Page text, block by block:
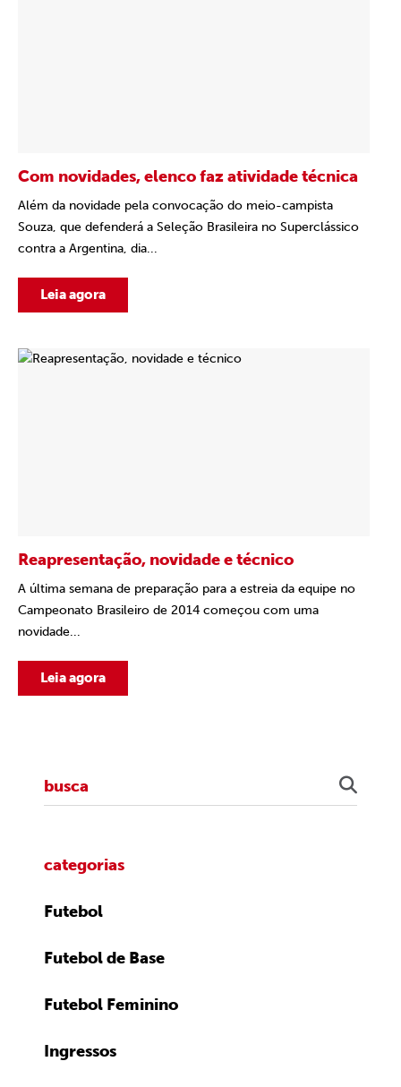
Com novidades, elenco faz atividade técnica
Além da novidade pela convocação do meio-campista
Souza, que defenderá a Seleção Brasileira no Superclássico
contra a Argentina, dia...
Leia agora
Reapresentação, novidade e técnico
A última semana de preparação para a estreia da equipe no
Campeonato Brasileiro de 2014 começou com uma
novidade...
Leia agora
categorias
Futebol
Futebol de Base
Futebol Feminino
Ingressos